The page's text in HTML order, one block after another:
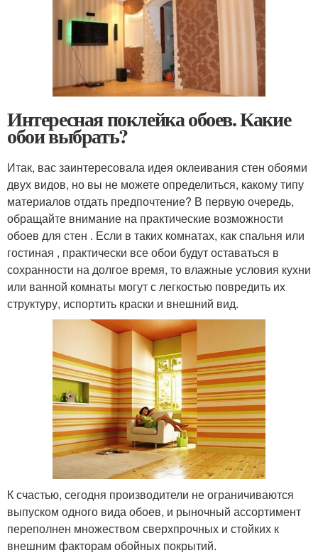
Интересная поклейка обоев. Какие
обои выбрать?
Итак, вас заинтересовала идея оклеивания стен обоями
двух видов, но вы не можете определиться, какому типу
материалов отдать предпочтение? В первую очередь,
обращайте внимание на практические возможности
обоев для стен . Если в таких комнатах, как спальня или
гостиная , практически все обои будут оставаться в
сохранности на долгое время, то влажные условия кухни
или ванной комнаты могут с легкостью повредить их
структуру, испортить краски и внешний вид.
К счастью, сегодня производители не ограничиваются
выпуском одного вида обоев, и рыночный ассортимент
переполнен множеством сверхпрочных и стойких к
внешним факторам обойных покрытий.